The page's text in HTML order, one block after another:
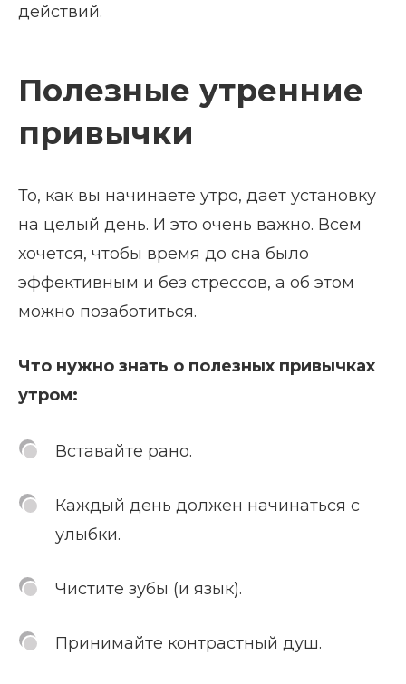
действий.
Полезные утренние
привычки
То, как вы начинаете утро, дает установку
на целый день. И это очень важно. Всем
хочется, чтобы время до сна было
эффективным и без стрессов, а об этом
можно позаботиться.
Что нужно знать о полезных привычках
утром:
Вставайте рано.
Каждый день должен начинаться с
улыбки.
Чистите зубы (и язык).
Принимайте контрастный душ.